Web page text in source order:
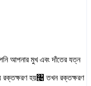
আপনার মুখ এবং দাঁতের যত্ন
রক্তক্ষরণ হয়৤ তখন রক্তক্ষরণ